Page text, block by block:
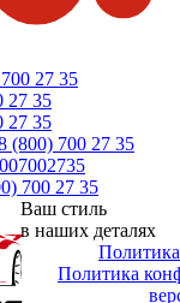
27 35
27 35
27 35
(800) 700 27 35
700 27 35
Ваш стиль
в наших деталях
Политика